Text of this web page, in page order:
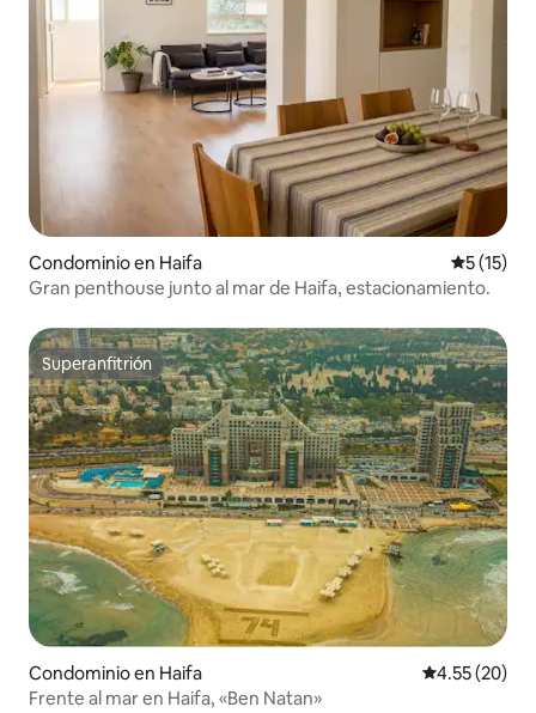
Condominio en Haifa
5 (15)
Gran penthouse junto al mar de Haifa, estacionamiento.
Superanfitrión
Superanfitrión
Condominio en Haifa Calificación
4.55 (20)
Frente al mar en Haifa, «Ben Natan»